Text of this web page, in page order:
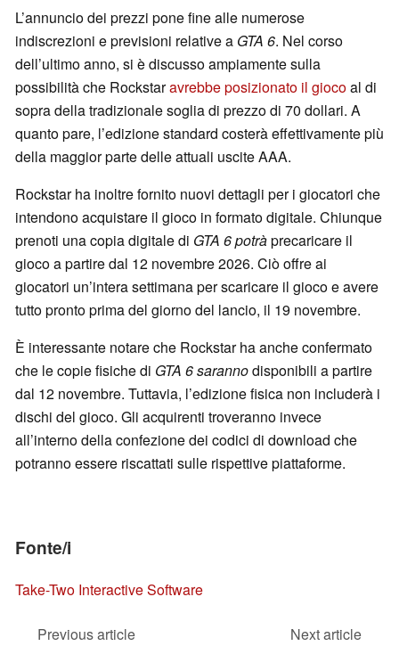
L’annuncio dei prezzi pone fine alle numerose
indiscrezioni e previsioni relative a GTA 6. Nel corso
dell’ultimo anno, si è discusso ampiamente sulla
possibilità che Rockstaravrebbe posizionato il giocoal di
sopra della tradizionale soglia di prezzo di 70 dollari. A
quanto pare, l’edizione standard costerà effettivamente più
della maggior parte delle attuali uscite AAA.
Rockstar ha inoltre fornito nuovi dettagli per i giocatori che
intendono acquistare il gioco in formato digitale. Chiunque
prenoti una copia digitale di GTA 6 potràprecaricare il
gioco a partire dal 12 novembre 2026. Ciò offre ai
giocatori un’intera settimana per scaricare il gioco e avere
tutto pronto prima del giorno del lancio, il 19 novembre.
È interessante notare che Rockstar ha anche confermato
che le copie fisiche di GTA 6 sarannodisponibili a partire
dal 12 novembre. Tuttavia, l’edizione fisica non includerà i
dischi del gioco. Gli acquirenti troveranno invece
all’interno della confezione dei codici di download che
potranno essere riscattati sulle rispettive piattaforme.
Fonte/i
Take-Two Interactive Software
Previous article
Next article